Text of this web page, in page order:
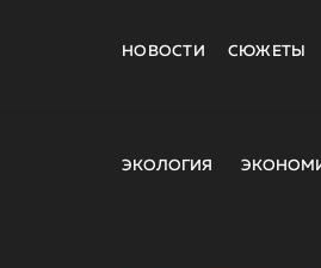
НОВОСТИ СЮЖЕТЫ
ЭКОЛОГИЯ